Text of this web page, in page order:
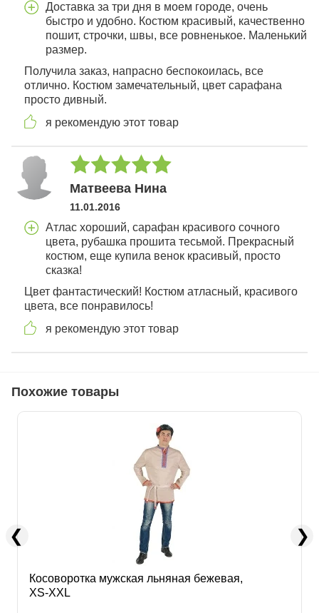
Доставка за три дня в моем городе, очень
быстро и удобно. Костюм красивый, качественно
пошит, строчки, швы, все ровненькое. Маленький
размер.
Получила заказ, напрасно беспокоилась, все
отлично. Костюм замечательный, цвет сарафана
просто дивный.
я рекомендую этот товар
Матвеева Нина
11.01.2016
Атлас хороший, сарафан красивого сочного
цвета, рубашка прошита тесьмой. Прекрасный
костюм, еще купила венок красивый, просто
сказка!
Цвет фантастический! Костюм атласный, красивого
цвета, все понравилось!
я рекомендую этот товар
Похожие товары
Косоворотка мужская льняная бежевая,
XS-XXL